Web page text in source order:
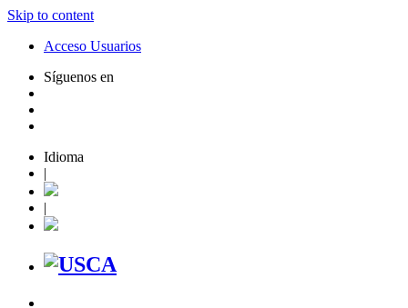
Skip to content
Acceso Usuarios
Síguenos en
Idioma
|
|